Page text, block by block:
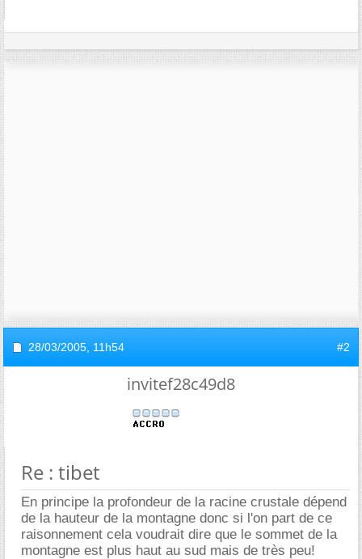
28/03/2005, 11h54 #2
invitef28c49d8
Re : tibet
En principe la profondeur de la racine crustale dépend
de la hauteur de la montagne donc si l'on part de ce
raisonnement cela voudrait dire que le sommet de la
montagne est plus haut au sud mais de très peu!